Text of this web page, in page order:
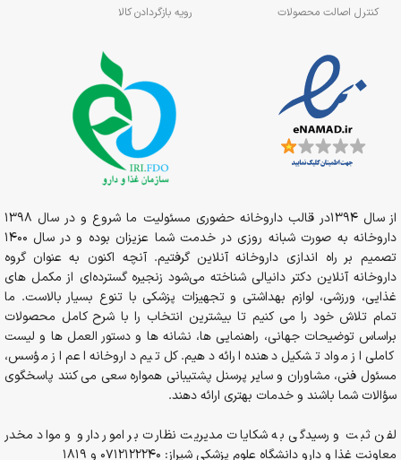
کنترل اصالت محصولات
رویه بازگردادن کالا
از سال 1394در قالب داروخانه حضوری مسئولیت ما شروع و در سال 1398
داروخانه به صورت شبانه روزی در خدمت شما عزیزان بوده و در سال 1400
تصمیم بر راه اندازی داروخانه آنلاین گرفتیم. آنچه اکنون به عنوان گروه
داروخانه آنلاین دکتر دانیالی شناخته می‌شود زنجیره گسترده‌ای از مکمل های
غذایی، ورزشی، لوازم بهداشتی و تجهیزات پزشکی با تنوع بسیار بالاست. ما
تمام تلاش خود را می کنیم تا بیشترین انتخاب را با شرح کامل محصولات
براساس توضیحات جهانی، راهنمایی ها، نشانه ها و دستور العمل ها و لیست
کاملی از مواد تشکیل دهنده ارائه دهیم. کل تیم داروخانه اعم از مؤسس،
مسئول فنی، مشاوران و سایر پرسنل پشتیبانی همواره سعی می کنند پاسخگوی
سؤالات شما باشند و خدمات بهتری ارائه دهند.
لفن ثبت و رسیدگی به شکایات مدیریت نظارت بر امور دارو و مواد مخدر
معاونت غذا و دارو دانشگاه علوم پزشکی شیراز: 0712122240 و 1819